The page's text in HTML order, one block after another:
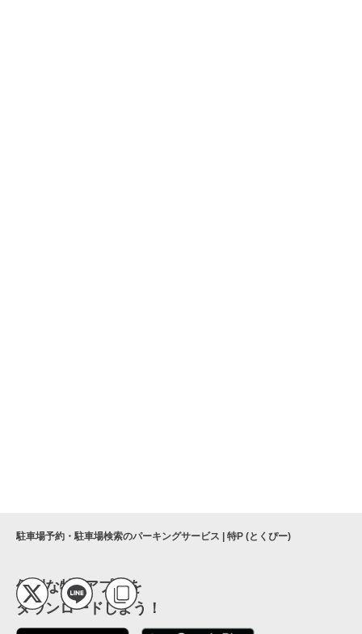
駐車場予約・駐車場検索のパーキングサービス | 特P (とくぴー)
便利な特Pアプリを
ダウンロードしよう！